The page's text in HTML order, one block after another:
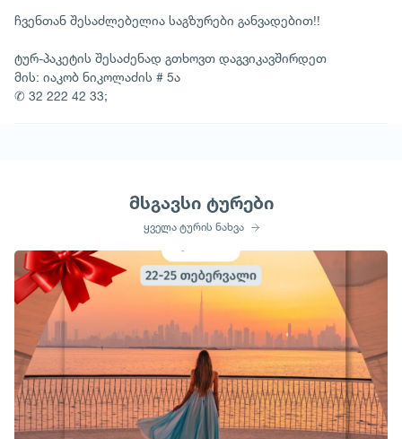
ჩვენთან შესაძლებელია საგზურები განვადებით!!
ტურ-პაკეტის შესაძენად გთხოვთ დაგვიკავშირდეთ
მის: იაკობ ნიკოლაძის # 5ა
✆ 32 222 42 33;
მსგავსი ტურები
ყველა ტურის ნახვა